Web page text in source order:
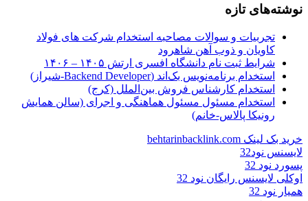
نوشته‌های تازه
تجربیات و سوالات مصاحبه استخدام شرکت های فولاد
کاویان و ذوب آهن شاهرود
شرایط ثبت نام دانشگاه افسری ارتش ۱۴۰۵ – ۱۴۰۶
استخدام برنامه‌نویس بک‌اند (Backend Developer-شیراز)
استخدام کارشناس فروش بین‌الملل (کرج)
استخدام مسئول مسئول هماهنگی و اجرای (سالن همایش
رونیکا پالاس-خانم)
خرید بک لینک behtarinbacklink.com
لایسنس نود32
پسورد نود 32
اوکلی لایسنس رایگان نود 32
همیار نود 32